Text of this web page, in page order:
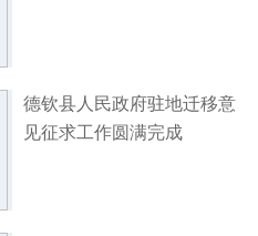
德钦县人民政府驻地迁移意
见征求工作圆满完成